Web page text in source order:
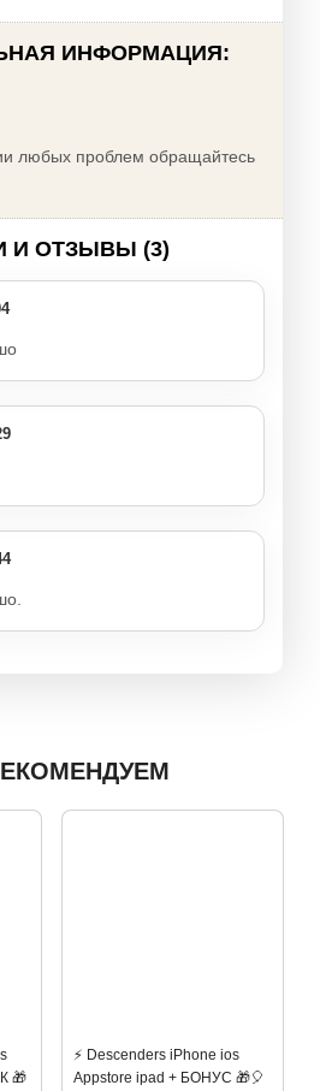
ИНФОРМАЦИЯ:
любых проблем обращайтесь
И ОТЗЫВЫ (3)
🎁
⚡️ Descenders iPhone ios
Appstore ipad + БОНУС 🎁🎈